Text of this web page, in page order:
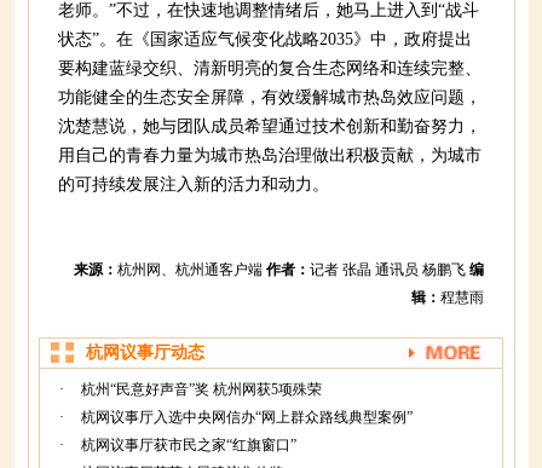
老师。”不过，在快速地调整情绪后，她马上进入到“战斗
状态”。在《国家适应气候变化战略2035》中，政府提出
要构建蓝绿交织、清新明亮的复合生态网络和连续完整、
功能健全的生态安全屏障，有效缓解城市热岛效应问题，
沈楚慧说，她与团队成员希望通过技术创新和勤奋努力，
用自己的青春力量为城市热岛治理做出积极贡献，为城市
的可持续发展注入新的活力和动力。
来源： 杭州网、杭州通客户端 作者： 记者 张晶 通讯员 杨鹏飞 编
辑： 程慧雨
杭网议事厅动态
·
杭州“民意好声音”奖 杭州网获5项殊荣
·
杭网议事厅入选中央网信办“网上群众路线典型案例”
·
杭网议事厅获市民之家“红旗窗口”